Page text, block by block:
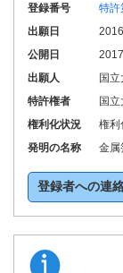
登録番号
特許
出願日
公開日
出願人
国
特許権者
国
権利化状況
権利
発明の名称
金属
登録者への連